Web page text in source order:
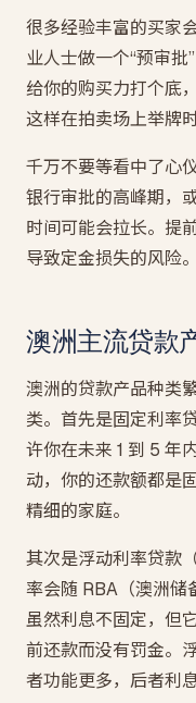
很多经验丰富的买家
业人士做一个“预审
给你的购买力打个底
这样在拍卖场上举牌
千万不要等看中了心
银行审批的高峰期，
时间可能会拉长。提
导致定金损失的风险。
澳洲主流贷款
澳洲的贷款产品种类
类。首先是固定利率
许你在未来 1 到 5 年
动，你的还款额都是
精细的家庭。
其次是浮动利率贷款
率会随 RBA（澳洲储
虽然利息不固定，但
前还款而没有罚金。
者功能更多，后者利